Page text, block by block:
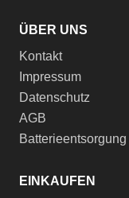
ÜBER UNS
Kontakt
Impressum
Datenschutz
AGB
Batterieentsorgung
EINKAUFEN